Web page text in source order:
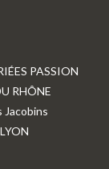
PASSION
RHÔNE
Jacobins